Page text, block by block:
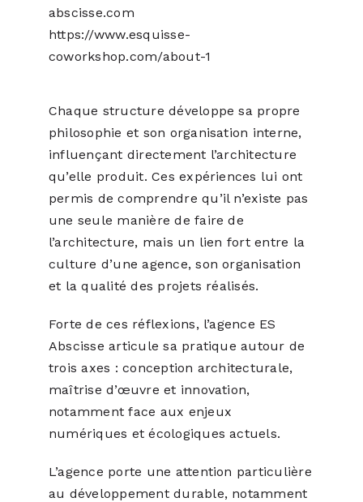
abscisse.com
https://www.esquisse-
coworkshop.com/about-1
Chaque structure développe sa propre
philosophie et son organisation interne,
influençant directement l’architecture
qu’elle produit. Ces expériences lui ont
permis de comprendre qu’il n’existe pas
une seule manière de faire de
l’architecture, mais un lien fort entre la
culture d’une agence, son organisation
et la qualité des projets réalisés.
Forte de ces réflexions, l’agence ES
Abscisse articule sa pratique autour de
trois axes : conception architecturale,
maîtrise d’œuvre et innovation,
notamment face aux enjeux
numériques et écologiques actuels.
L’agence porte une attention particulière
au développement durable, notamment